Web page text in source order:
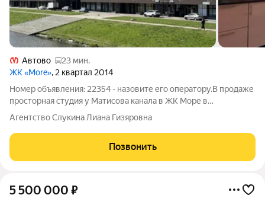
Автово
23 мин.
ЖК «More», 2 квартал 2014
Номер объявления: 22354 - назовите его оператору.В продаже
просторная студия у Матисова канала в ЖК Море в
малоэтажной секции дома, расположенного в престижном
квартале «Балтийская жемчужина» в экологически чистом
микрорайоне Красносельского района
Агентство Слукина Лиана Гизяровна
Позвонить
5 500 000 ₽